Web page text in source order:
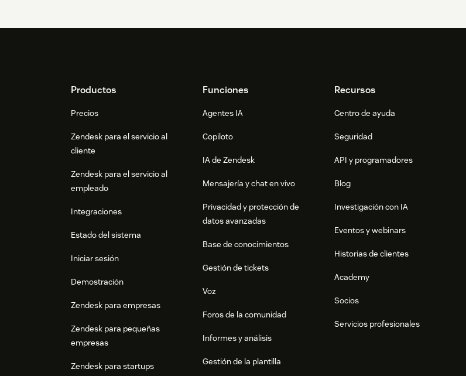
FooterProductos
Precios
Zendesk para el servicio al
cliente
Zendesk para el servicio al
empleado
Integraciones
Estado del sistema
Iniciar sesión
Demostración
Zendesk para empresas
Zendesk para pequeñas
empresas
Zendesk para startups
Funciones
Agentes IA
Copiloto
IA de Zendesk
Mensajería y chat en vivo
Privacidad y protección de
datos avanzadas
Base de conocimientos
Gestión de tickets
Voz
Foros de la comunidad
Informes y análisis
Gestión de la plantilla
Recursos
Centro de ayuda
Seguridad
API y programadores
Blog
Investigación con IA
Eventos y webinars
Historias de clientes
Academy
Socios
Servicios profesionales